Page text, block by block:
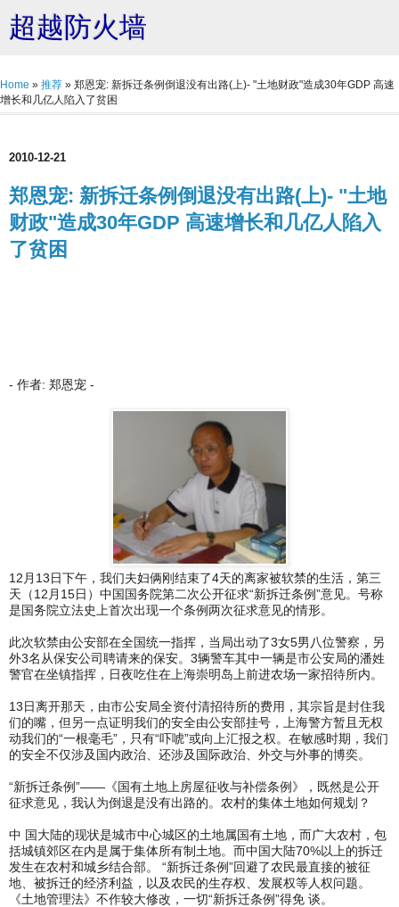
超越防火墙
Home » 推荐 » 郑恩宠: 新拆迁条例倒退没有出路(上)- "土地财政"造成30年GDP 高速
增长和几亿人陷入了贫困
2010-12-21
郑恩宠: 新拆迁条例倒退没有出路(上)- "土地
财政"造成30年GDP 高速增长和几亿人陷入
了贫困
- 作者: 郑恩宠 -
12月13日下午，我们夫妇俩刚结束了4天的离家被软禁的生活，第三
天（12月15日）中国国务院第二次公开征求“新拆迁条例”意见。号称
是国务院立法史上首次出现一个条例两次征求意见的情形。
此次软禁由公安部在全国统一指挥，当局出动了3女5男八位警察，另
外3名从保安公司聘请来的保安。3辆警车其中一辆是市公安局的潘姓
警官在坐镇指挥，日夜吃住在上海崇明岛上前进农场一家招待所内。
13日离开那天，由市公安局全资付清招待所的费用，其宗旨是封住我
们的嘴，但另一点证明我们的安全由公安部挂号，上海警方暂且无权
动我们的“一根毫毛”，只有“吓唬”或向上汇报之权。在敏感时期，我们
的安全不仅涉及国内政治、还涉及国际政治、外交与外事的博奕。
“新拆迁条例”——《国有土地上房屋征收与补偿条例》，既然是公开
征求意见，我认为倒退是没有出路的。农村的集体土地如何规划？
中 国大陆的现状是城市中心城区的土地属国有土地，而广大农村，包
括城镇郊区在内是属于集体所有制土地。而中国大陆70%以上的拆迁
发生在农村和城乡结合部。 “新拆迁条例”回避了农民最直接的被征
地、被拆迁的经济利益，以及农民的生存权、发展权等人权问题。
《土地管理法》不作较大修改，一切“新拆迁条例”得免 谈。